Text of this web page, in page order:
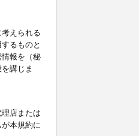
えられる
るものと
報を（秘
講じま
店または
本規約に